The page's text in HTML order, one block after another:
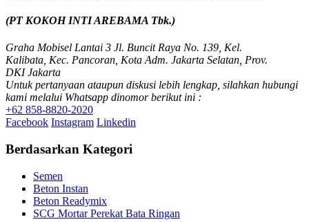
(PT KOKOH INTI AREBAMA Tbk.)
Graha Mobisel Lantai 3 Jl. Buncit Raya No. 139, Kel.
Kalibata, Kec. Pancoran, Kota Adm. Jakarta Selatan, Prov.
DKI Jakarta
Untuk pertanyaan ataupun diskusi lebih lengkap, silahkan hubungi
kami melalui Whatsapp dinomor berikut ini :
+62 858-8820-2020
Facebook Instagram Linkedin
Berdasarkan Kategori
Semen
Beton Instan
Beton Readymix
SCG Mortar Perekat Bata Ringan